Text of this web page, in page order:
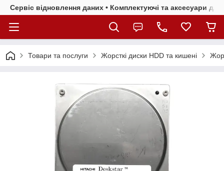
Сервіс відновлення даних • Комплектуючі та аксесуари
Товари та послуги Жорсткі диски HDD та кишені